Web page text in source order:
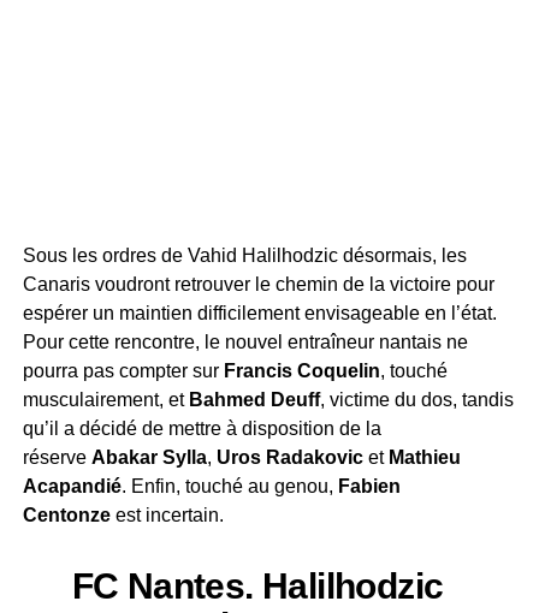
Sous les ordres de Vahid Halilhodzic désormais, les
Canaris voudront retrouver le chemin de la victoire pour
espérer un maintien difficilement envisageable en l’état.
Pour cette rencontre, le nouvel entraîneur nantais ne
pourra pas compter sur Francis Coquelin, touché
musculairement, et Bahmed Deuff, victime du dos, tandis
qu’il a décidé de mettre à disposition de la
réserve Abakar Sylla, Uros Radakovic et Mathieu
Acapandié. Enfin, touché au genou, Fabien
Centonze est incertain.
FC Nantes. Halilhodzic